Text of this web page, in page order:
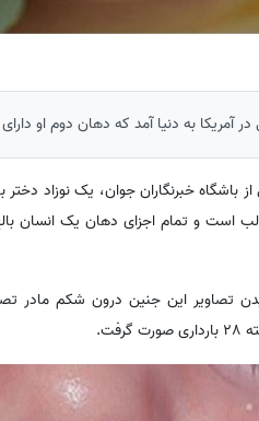
آمریکا به دنیا آمد که دهان دوم او
خبرنگاران جوان، یک نوزاد دختر
است و تمام اجزای دهان یک انسان